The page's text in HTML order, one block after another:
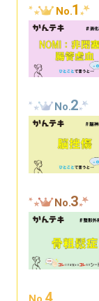
No.1
No.2
No.3
4